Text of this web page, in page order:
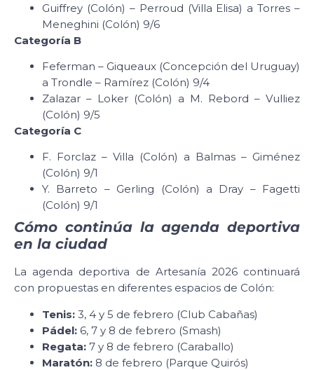
Guiffrey (Colón) – Perroud (Villa Elisa) a Torres –
Meneghini (Colón) 9/6
Categoría B
Feferman – Giqueaux (Concepción del Uruguay)
a Trondle – Ramírez (Colón) 9/4
Zalazar – Loker (Colón) a M. Rebord – Vulliez
(Colón) 9/5
Categoría C
F. Forclaz – Villa (Colón) a Balmas – Giménez
(Colón) 9/1
Y. Barreto – Gerling (Colón) a Dray – Fagetti
(Colón) 9/1
Cómo continúa la agenda deportiva
en la ciudad
La agenda deportiva de Artesanía 2026 continuará
con propuestas en diferentes espacios de Colón:
Tenis: 3, 4 y 5 de febrero (Club Cabañas)
Pádel: 6, 7 y 8 de febrero (Smash)
Regata: 7 y 8 de febrero (Caraballo)
Maratón: 8 de febrero (Parque Quirós)